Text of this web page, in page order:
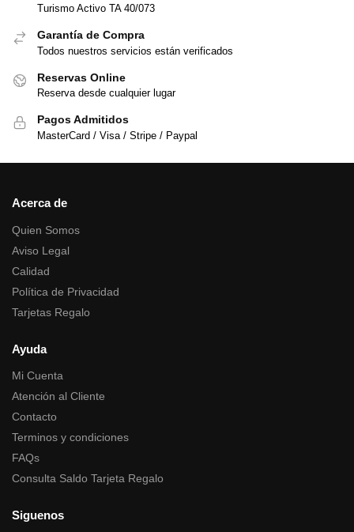
Turismo Activo TA 40/073
Garantía de Compra
Todos nuestros servicios están verificados
Reservas Online
Reserva desde cualquier lugar
Pagos Admitidos
MasterCard / Visa / Stripe / Paypal
Acerca de
Quien Somos
Aviso Legal
Calidad
Política de Privacidad
Tarjetas Regalo
Ayuda
Mi Cuenta
Atención al Cliente
Contacto
Terminos y condiciones
FAQs
Consulta Saldo Tarjeta Regalo
Siguenos